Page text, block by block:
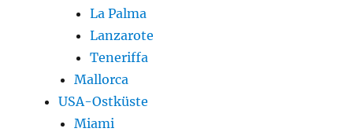
La Palma
Lanzarote
Teneriffa
Mallorca
USA-Ostküste
Miami